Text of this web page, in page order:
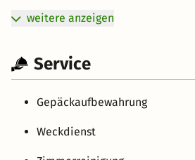
weitere anzeigen
Service
Gepäckaufbewahrung
Weckdienst